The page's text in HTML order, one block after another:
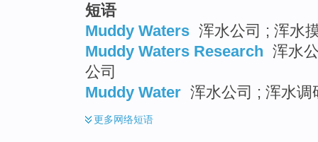
短语
Muddy Waters 浑水公司 ; 浑水
Muddy Waters Research 浑水
公司
Muddy Water 浑水公司 ; 浑水
更多网络短语